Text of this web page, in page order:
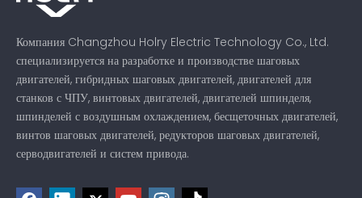
Компания Changzhou Holry Electric Technology Co., Ltd.
специализируется на разработке и производстве шаговых
двигателей, гибридных шаговых двигателей, двигателей для
станков с ЧПУ, винтовых двигателей, двигателей шпинделя,
шпинделей с воздушным охлаждением, бесщеточных двигателей,
винтов шаговых двигателей, редукторов шаговых двигателей,
серводвигателей и систем привода.